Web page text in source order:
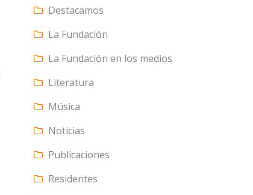
Destacamos
La Fundación
La Fundación en los medios
Literatura
Música
Noticias
Publicaciones
Residentes